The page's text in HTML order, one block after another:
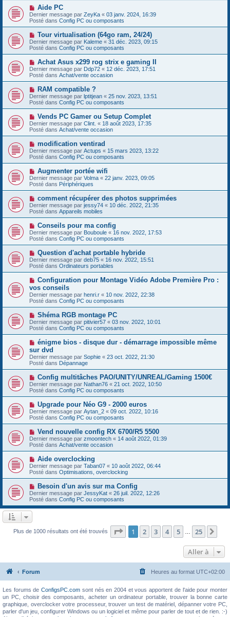
s
s
a
g
e
a
u
m
e
s
s
a
g
N
o
u
v
e
u
m
e
s
s
a
g
e
Aide PC
Dernier message par ZeyKa « 03 janv. 2024, 16:39
Posté dans Config PC ou composants
N
o
u
v
a
u
m
e
s
a
g
e
Tour virtualisation (64go ram, 24/24)
Dernier message par Kaleme « 31 déc. 2023, 09:15
Posté dans Config PC ou composants
N
o
u
v
e
a
u
m
e
s
s
a
g
Achat Asus x299 rog strix e gaming II
Dernier message par Ddp72 « 12 déc. 2023, 17:51
Posté dans Achat/vente occasion
N
o
u
v
e
u
m
e
s
s
a
g
RAM compatible ?
Dernier message par lptitjean « 25 nov. 2023, 13:51
Posté dans Config PC ou composants
N
o
u
v
a
u
m
e
s
s
a
g
Vends PC Gamer ou Setup Complet
Dernier message par Clint. « 18 août 2023, 17:35
Posté dans Achat/vente occasion
N
o
u
v
a
u
m
e
s
s
a
g
e
modification ventirad
Dernier message par Actups « 15 mars 2023, 13:22
Posté dans Config PC ou composants
N
o
u
v
a
u
m
e
s
s
a
g
e
Augmenter portée wifi
Dernier message par Volma « 22 janv. 2023, 09:05
Posté dans Périphériques
N
o
u
v
a
u
m
e
s
s
a
g
e
comment récupérer des photos supprimées
Dernier message par jessy74 « 10 déc. 2022, 21:35
Posté dans Appareils mobiles
N
o
u
v
a
u
m
e
s
s
a
g
e
Conseils pour ma config
Dernier message par Bouboule « 16 nov. 2022, 17:53
Posté dans Config PC ou composants
N
o
u
v
a
u
m
e
s
s
a
g
e
Question d'achat portable hybride
Dernier message par deb75 « 16 nov. 2022, 15:51
Posté dans Ordinateurs portables
N
u
v
e
a
u
m
e
s
s
a
g
e
Configuration pour Montage Vidéo Adobe Première Pro :
vos conseils
Dernier message par henri.r « 10 nov. 2022, 22:38
Posté dans Config PC ou composants
N
o
u
v
a
u
m
e
s
s
g
e
Shéma RGB montage PC
Dernier message par pitivier57 « 03 nov. 2022, 10:01
Posté dans Config PC ou composants
N
u
v
e
a
u
m
e
s
s
g
e
énigme bios - disque dur - démarrage impossible même
sur dvd
Dernier message par Sophie « 23 oct. 2022, 21:30
Posté dans Dépannage
N
o
u
v
e
a
u
m
e
s
s
a
g
Config multitâches PAO/UNITY/UNREAL/Gaming 1500€
Dernier message par Nathan76 « 21 oct. 2022, 10:50
Posté dans Config PC ou composants
N
o
u
v
e
u
m
e
s
s
a
g
e
Upgrade pour Néo G9 - 2000 euros
Dernier message par Aytan_2 « 09 oct. 2022, 10:16
Posté dans Config PC ou composants
N
o
u
v
a
u
m
e
s
a
g
e
Vend nouvelle config RX 6700/R5 5500
Dernier message par zmoontech « 14 août 2022, 01:39
Posté dans Achat/vente occasion
N
o
u
v
e
a
u
m
e
g
Aide overclocking
Dernier message par Taban07 « 10 août 2022, 06:44
Posté dans Optimisations, overclocking
N
o
u
v
e
m
e
Besoin d'un avis sur ma Config
Dernier message par JessyKat « 26 juil. 2022, 12:26
Posté dans Config PC ou composants
Plus de 1000 résultats ont été trouvés Page 1sur25
1 2 3 4 5 25
Aller à
Forum Heures au format UTC+02:00
Les forums deConfigsPC.com sont nés en 2004 et vous apportent de l'aide pour monter
un PC, choisir des composants, acheter un ordinateur portable, trouver la bonne carte
graphique, overclocker votre processeur, trouver un test de matériel, dépanner votre PC,
parler d'un jeu, configurer Windows ou un logiciel et même pour parler de tout et de rien. :-)